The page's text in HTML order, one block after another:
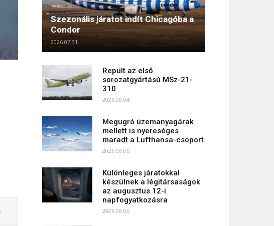
Szezonális járatot indít Chicagóba a
Condor
2026.07.31.
Repült az első
sorozatgyártású MSz-21-
310
2026.08.04.
Megugró üzemanyagárak
mellett is nyereséges
maradt a Lufthansa-csoport
2026.08.05.
Különleges járatokkal
készülnek a légitársaságok
az augusztus 12-i
napfogyatkozásra
2026.08.06.